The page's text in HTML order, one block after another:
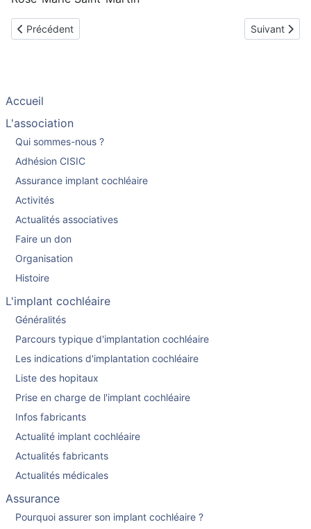
Article précédent : Témoignage de Caroline, implantée en
Précédent Article
Suivant
Accueil
L'association
Qui sommes-nous ?
Adhésion CISIC
Assurance implant cochléaire
Activités
Actualités associatives
Faire un don
Organisation
Histoire
L'implant cochléaire
Généralités
Parcours typique d'implantation cochléaire
Les indications d'implantation cochléaire
Liste des hopitaux
Prise en charge de l'implant cochléaire
Infos fabricants
Actualité implant cochléaire
Actualités fabricants
Actualités médicales
Assurance
Pourquoi assurer son implant cochléaire ?